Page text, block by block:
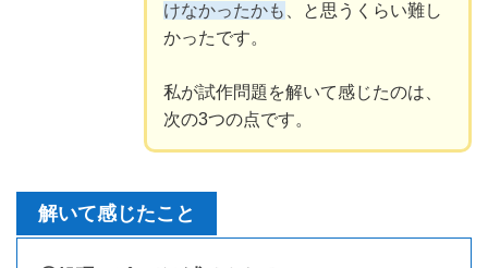
けなかったかも
、と思うくらい難し
かったです。
私が試作問題を解いて感じたのは、
次の3つの点です。
解いて感じたこと